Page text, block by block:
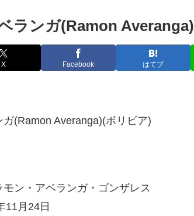
ランガ(Ramon Averanga)
X Facebook はてブ
(Ramon Averanga)(ボリビア)
ン・アベランガ・ゴンザレス
11月24日